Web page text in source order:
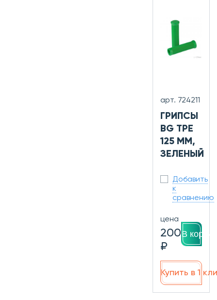
арт. 724211
ГРИПСЫ
BG TPE
125 ММ,
ЗЕЛЕНЫЙ
Добавить
к
сравнению
цена
200
₽
В
Купить в 1